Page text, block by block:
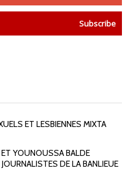
Subscribe
ET LESBIENNES MIXTA
YOUNOUSSA BALDE
DE LA BANLIEUE